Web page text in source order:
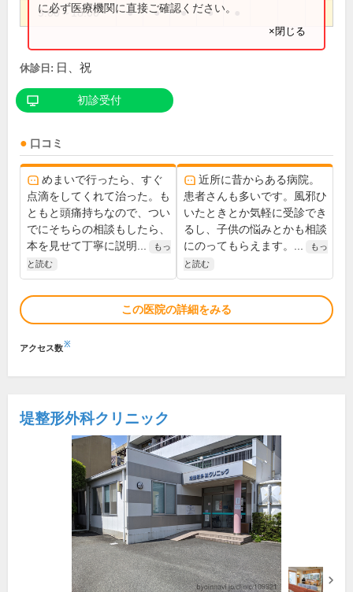
9:00～18:00 ● ● ● ●
に必ず医療機関に直接ご確認ください。
×閉じる
休診日: 日、祝
初診受付
口コミ
めまいで行ったら、すぐ
点滴をしてくれて治った。も
ともと頭痛持ちなので、つい
でにそちらの相談もしたら、
本を見せて丁寧に説明...
もっ
と読む
近所に昔からある病院。
患者さんも多いです。風邪ひ
いたときとか気軽に受診でき
るし、子供の悩みとかも相談
にのってもらえます。...
もっ
と読む
この医院の詳細をみる
アクセス数※
堤整形外科クリニック